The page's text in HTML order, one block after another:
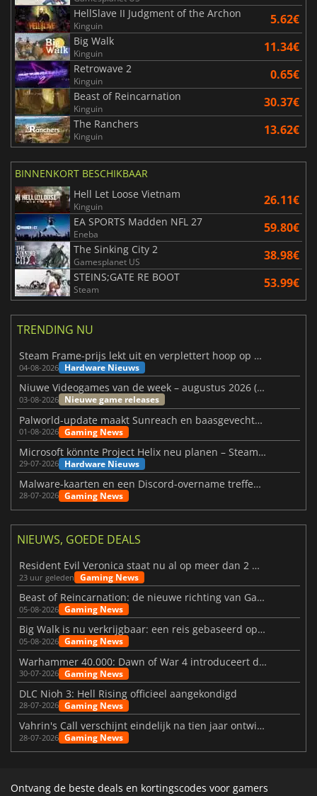
HellSlave II Judgment of the Archon
Kinguin 5.62€
Big Walk
Kinguin 11.34€
Retrowave 2
Kinguin 0.65€
Beast of Reincarnation
Kinguin 30.37€
The Ranchers
Kinguin 13.62€
BINNENKORT BESCHIKBAAR
Hell Let Loose Vietnam
Kinguin 26.11€
EA SPORTS Madden NFL 27
Eneba 59.80€
The Sinking City 2
Gamesplanet US 38.98€
STEINS;GATE RE BOOT
Steam 53.99€
TRENDING NU
Steam Frame-prijs lekt uit en verplettert hoop op betaalbare VR
04-08-2026 Hardware Nieuws
Niuwe Videogames van de week – augustus 2026 (week 32)
03-08-2026 Nieuwe game releases
Palworld-update maakt Sunreach en baasgevechten stabieler
01-08-2026 Gaming News
Microsoft könnte Project Helix neu planen – Steam-Support wackelt
29-07-2026 Hardware Nieuws
Malware-kaarten en een Discord-overname treffen Meccha Chameleon
28-07-2026 Gaming News
NIEUWS, GOEDE DEALS
Resident Evil Veronica staat nu al op meer dan 2 miljoen verlanglijstjes
23 uur geleden Gaming News
Beast of Reincarnation: de nieuwe richting van Game Freak
05-08-2026 Gaming News
Big Walk is nu verkrijgbaar: een reis gebaseerd op vriendschap
05-08-2026 Gaming News
Warhammer 40.000: Dawn of War 4 introduceert de Necron-factie
30-07-2026 Gaming News
DLC Nioh 3: Hell Rising officieel aangekondigd
28-07-2026 Gaming News
Vahrin's Call verschijnt eindelijk na tien jaar ontwikkeling
28-07-2026 Gaming News
Ontvang de beste deals en kortingscodes voor gamers